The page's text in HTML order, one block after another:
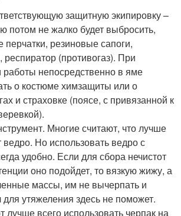
защитную экипировку –
потом не жалко будет выбросить,
резиновые сапоги,
(противогаз). При
работы непосредственно в яме
о костюме химзащиты или о
и страховке (поясе, с привязанной к
Многие считают, что лучше
ведро. Но использовать ведро с
удобно. Если для сбора нечистот
оно подойдет, то вязкую жижу, а
массы, им не вычерпать и
для утяжеления здесь не поможет.
лучше всего использовать черпак на